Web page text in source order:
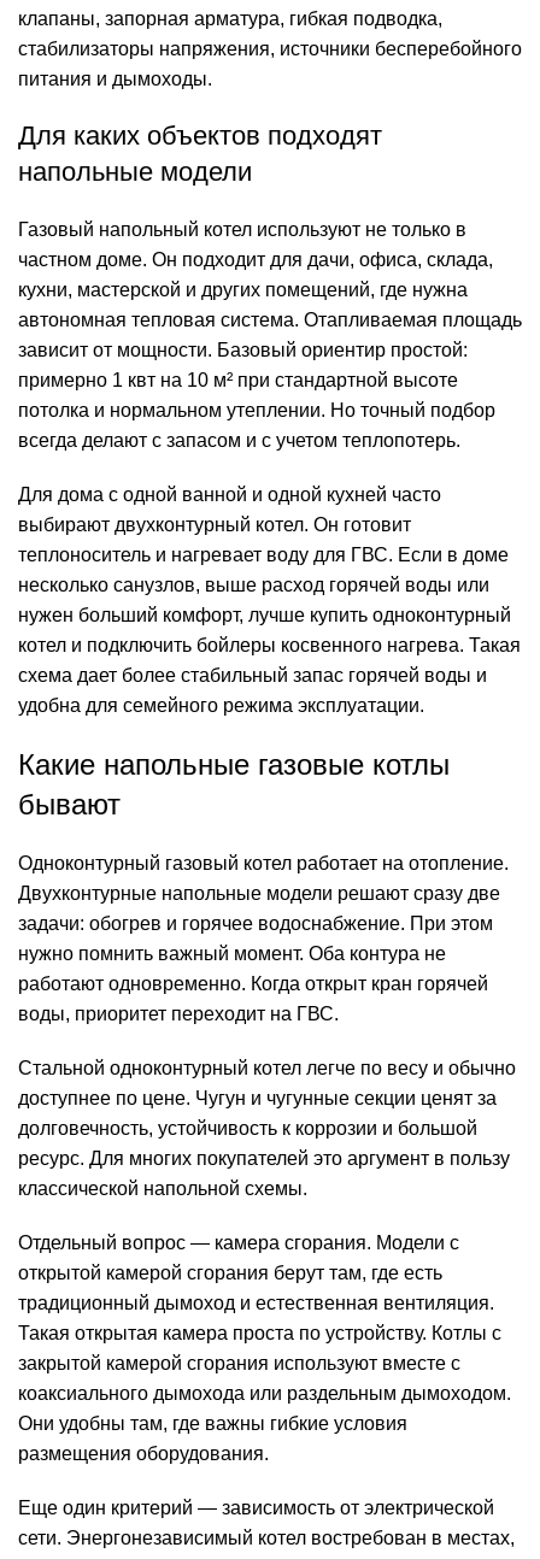
клапаны, запорная арматура, гибкая подводка,
стабилизаторы напряжения, источники бесперебойного
питания и дымоходы.
Для каких объектов подходят
напольные модели
Газовый напольный котел используют не только в
частном доме. Он подходит для дачи, офиса, склада,
кухни, мастерской и других помещений, где нужна
автономная тепловая система. Отапливаемая площадь
зависит от мощности. Базовый ориентир простой:
примерно 1 квт на 10 м² при стандартной высоте
потолка и нормальном утеплении. Но точный подбор
всегда делают с запасом и с учетом теплопотерь.
Для дома с одной ванной и одной кухней часто
выбирают двухконтурный котел. Он готовит
теплоноситель и нагревает воду для ГВС. Если в доме
несколько санузлов, выше расход горячей воды или
нужен больший комфорт, лучше купить одноконтурный
котел и подключить бойлеры косвенного нагрева. Такая
схема дает более стабильный запас горячей воды и
удобна для семейного режима эксплуатации.
Какие напольные газовые котлы
бывают
Одноконтурный газовый котел работает на отопление.
Двухконтурные напольные модели решают сразу две
задачи: обогрев и горячее водоснабжение. При этом
нужно помнить важный момент. Оба контура не
работают одновременно. Когда открыт кран горячей
воды, приоритет переходит на ГВС.
Стальной одноконтурный котел легче по весу и обычно
доступнее по цене. Чугун и чугунные секции ценят за
долговечность, устойчивость к коррозии и большой
ресурс. Для многих покупателей это аргумент в пользу
классической напольной схемы.
Отдельный вопрос — камера сгорания. Модели с
открытой камерой сгорания берут там, где есть
традиционный дымоход и естественная вентиляция.
Такая открытая камера проста по устройству. Котлы с
закрытой камерой сгорания используют вместе с
коаксиального дымохода или раздельным дымоходом.
Они удобны там, где важны гибкие условия
размещения оборудования.
Еще один критерий — зависимость от электрической
сети. Энергонезависимый котел востребован в местах,